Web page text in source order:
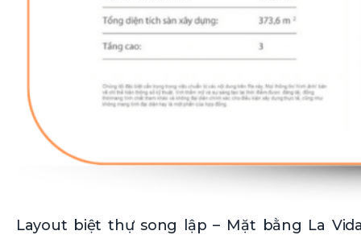
Layout biệt thự song lập – Mặt bằng La